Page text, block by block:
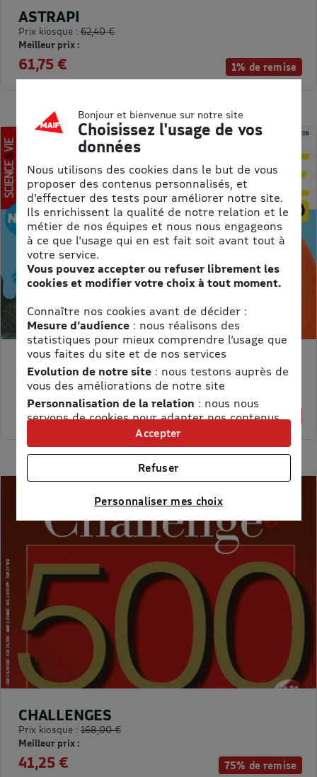
1% de remise
ASTRAPI
Prix kiosque : 62,40 €
Meilleur prix :
61,75 €
18% de remise
MON PETIT SCIENCE ET VIE AVEC NANO
Prix kiosque :
71,40 €
Meilleur prix :
58,65 €
75% de remise
CHALLENGES
Prix kiosque : 168,00 €
Meilleur prix :
41,25 €
Bonjour et bienvenue sur notre site
Choisissez l'usage de vos
données
Nous utilisons des cookies dans le but de vous
proposer des contenus personnalisés, et
d'effectuer des tests pour améliorer notre site.
Ils enrichissent la qualité de notre relation et le
métier de nos équipes et nous nous engageons
à ce que l'usage qui en est fait soit avant tout à
votre service.
Vous pouvez accepter ou refuser librement les
cookies et modifier votre choix à tout moment.
Connaître nos cookies avant de décider :
Mesure d’audience: nous réalisons des
statistiques pour mieux comprendre l’usage que
vous faites du site et de nos services
Evolution de notre site: nous testons auprès de
vous des améliorations de notre site
Personnalisation de la relation : nous nous
servons de cookies pour adapter nos contenus
et personnaliser nos offres
Univers publicitaire: nous utilisons avec nos
partenaires des cookies pour afficher des
publicités personnalisées
Connaître notre politique cookies et la liste de nos
Personnaliser mes choix
Refuser
Accepter